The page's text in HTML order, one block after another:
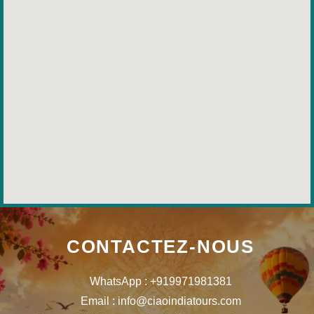
CONTACTEZ-NOUS
WhatsApp : +919971981381
Email : info@ciaoindiatours.com